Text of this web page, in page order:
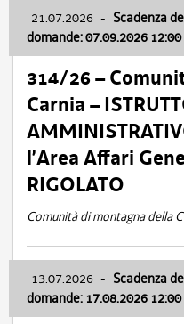
21.07.2026 - Scadenza
domande: 07.09.2026 12:00
314/26 –
Carnia –
l’Area Affari
RIGOLATO
Comunità di montagna della
13.07.2026 - Scadenza
domande: 17.08.2026 12:00